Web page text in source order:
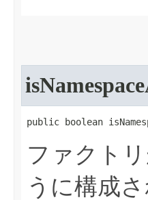
public boolean
ファクト
うに構成